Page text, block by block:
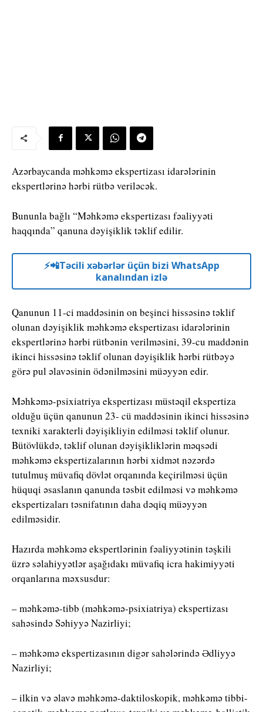
Azərbaycanda məhkəmə ekspertizası idarələrinin
ekspertlərinə hərbi rütbə veriləcək.
Bununla bağlı “Məhkəmə ekspertizası fəaliyyəti
haqqında” qanuna dəyişiklik təklif edilir.
⚡️📲Təcili xəbərlər üçün bizi WhatsApp
kanalından izlə
Qanunun 11-ci maddəsinin on beşinci hissəsinə təklif
olunan dəyişiklik məhkəmə ekspertizası idarələrinin
ekspertlərinə hərbi rütbənin verilməsini, 39-cu maddənin
ikinci hissəsinə təklif olunan dəyişiklik hərbi rütbəyə
görə pul əlavəsinin ödənilməsini müəyyən edir.
Məhkəmə-psixiatriya ekspertizası müstəqil ekspertiza
olduğu üçün qanunun 23- cü maddəsinin ikinci hissəsinə
texniki xarakterli dəyişikliyin edilməsi təklif olunur.
Bütövlükdə, təklif olunan dəyişikliklərin məqsədi
məhkəmə ekspertizalarının hərbi xidmət nəzərdə
tutulmuş müvafiq dövlət orqanında keçirilməsi üçün
hüquqi əsaslanın qanunda təsbit edilməsi və məhkəmə
ekspertizaları təsnifatının daha dəqiq müəyyən
edilməsidir.
Hazırda məhkəmə ekspertlərinin fəaliyyətinin təşkili
üzrə səlahiyyətlər aşağıdakı müvafiq icra hakimiyyəti
orqanlarına məxsusdur:
– məhkəmə-tibb (məhkəmə-psixiatriya) ekspertizası
sahəsində Səhiyyə Nazirliyi;
– məhkəmə ekspertizasının digər sahələrində Ədliyyə
Nazirliyi;
– ilkin və əlavə məhkəmə-daktiloskopik, məhkəmə tibbi-